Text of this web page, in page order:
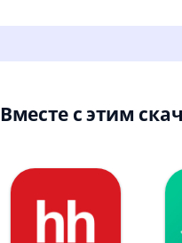
Вместе с этим